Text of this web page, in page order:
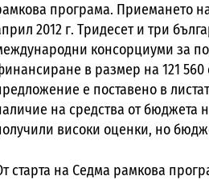
програма. Приемането
2012 г. Тридесет и три
консорциуми за
в размер на 121 560
е поставено в
на средства от бюджета
високи оценки, но
старта на Седма рамкова